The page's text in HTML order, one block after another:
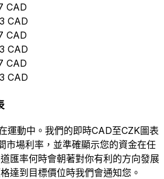
CAD
CAD
CAD
CAD
CAD
CAD
運動中。我們的即時CAD至CZK圖表
市場利率，並準確顯示您的資金在任
匯率何時會朝著對你有利的方向發展
達到目標價位時我們會通知您。